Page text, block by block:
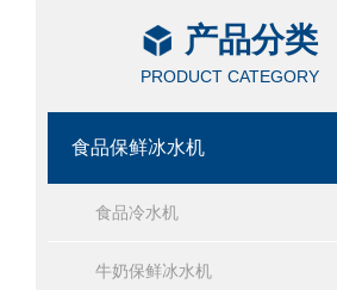
产品分类
PRODUCT CATEGORY
食品保鲜冰水机
食品冷水机
牛奶保鲜冰水机